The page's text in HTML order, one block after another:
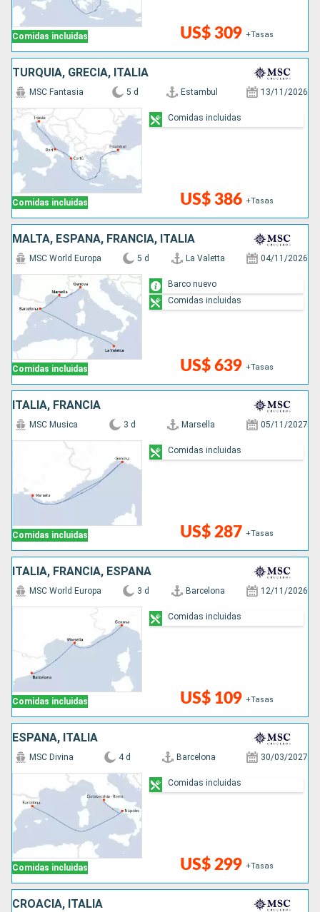
Comidas incluidas US$ 309 +Tasas
TURQUÍA, GRECIA, ITALIA
Comidas incluidas
MSC Fantasia 5 d Estambul 13/11/2026
US$ 386 +Tasas
Comidas incluidas
MALTA, ESPAÑA, FRANCIA, ITALIA
Comidas incluidas
MSC World Europa 5 d La Valetta 04/11/2026
US$ 639 +Tasas
Barco nuevo
Comidas incluidas
ITALIA, FRANCIA
Comidas incluidas
MSC Musica 3 d Marsella 05/11/2027
US$ 287 +Tasas
Comidas incluidas
ITALIA, FRANCIA, ESPAÑA
Comidas incluidas
MSC World Europa 3 d Barcelona 12/11/2026
US$ 109 +Tasas
Comidas incluidas
ESPAÑA, ITALIA
Comidas incluidas
MSC Divina 4 d Barcelona 30/03/2027
US$ 299 +Tasas
Comidas incluidas
CROACIA, ITALIA